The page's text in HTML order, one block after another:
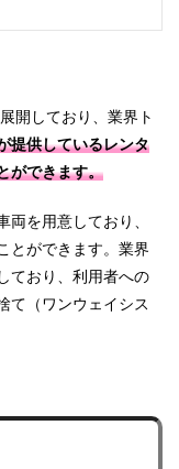
開しており、業界ト
提供しているレンタ
ができます。
両を用意しており、
とができます。業界
ており、利用者への
て（ワンウェイシス